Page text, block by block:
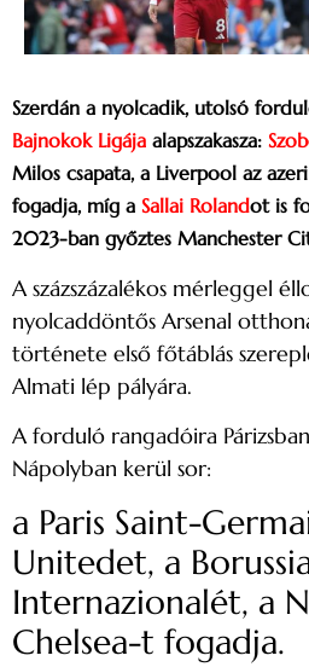
Szerdán a nyolcadik, utolsó
Bajnokok Ligája alapszakasza:
Milos csapata, a Liverpool az
fogadja, míg a Sallai Rolandot is
2023-ban győztes Manchester
A százszázalékos mérleggel
nyolcaddöntős Arsenal
története első főtáblás
Almati lép pályára.
A forduló rangadóira
Nápolyban kerül sor:
a Paris Saint-
Unitedet, a
Internazionalét, a
Chelsea-t fogadja.